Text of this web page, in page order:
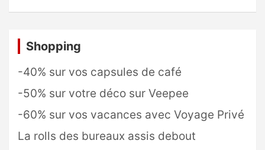
Shopping
-40% sur vos capsules de café
-50% sur votre déco sur Veepee
-60% sur vos vacances avec Voyage Privé
La rolls des bureaux assis debout